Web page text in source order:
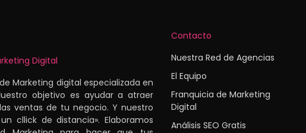
Digital
Marketing digital especializada en
objetivo es ayudar a atraer
ventas de tu negocio. Y nuestro
cllick de distancia». Elaboramos
Contacto
Nuestra Red de Agencias
El Equipo
Franquicia de Marketing
Digital
Análisis SEO Gratis